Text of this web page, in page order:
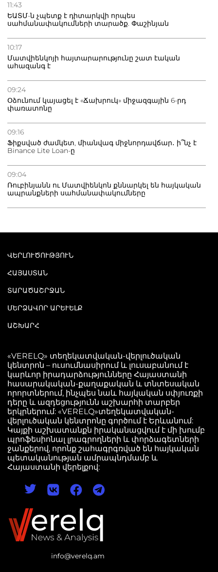
11:43
ԵԱՏՄ-ն չպետք է դիտարկվի որպես
սահմանափակումների տարածք. Փաշինյան
10:17
Մատվիենկոյի հայտարարությունը շատ էական
ահազանգ է
09:24
Օձունում կայացել է «Ճախրուկ» միջազգային 6-րդ
փառատոնը
09:16
Ֆիքսված ժամկետ, միանվագ միջնորդավճար․ ի՞նչ է
Binance Lite Loan-ը
09:04
Ռուբինյանն ու Մատվիենկոն քննարկել են հայկական
ապրանքների սահմանափակումները
info@verelq.am
ՎԵՐԼՈՒԾՈՒԹՅՈՒՆ
ՀԱՅԱՍՏԱՆ
ՏԱՐԱԾԱՇՐՋԱՆ
ՄԵՐՁԱՎՈՐ ԱՐԵՒԵԼՔ
ԱՇԽԱՐՀ
«VERELQ» տեղեկատվական-վերլուծական
կենտրոն – ուսումնասիրում և լուսաբանում է
կարևոր իրադարձությունները Հայաստանի
հասարակական-քաղաքական և տնտեսական
որորտներում, ինչպես նաև հայկական սփյուռքի
դերը և ազդեցությունն աշխարհի տարբեր
երկրներում: «VERELQ»տեղեկատվական-
վերլուծական կենտրոնը գործում է Երևանում:
Կայքի աշխատանքն իրականացվում է մի խումբ
պրոֆեսիոնալ լրագրողների և փորձագետների
ջանքերով, որոնք շահագրգռված են հայկական
պետականության ամրապնդմամբ և
Հայաստանի վերելքով: